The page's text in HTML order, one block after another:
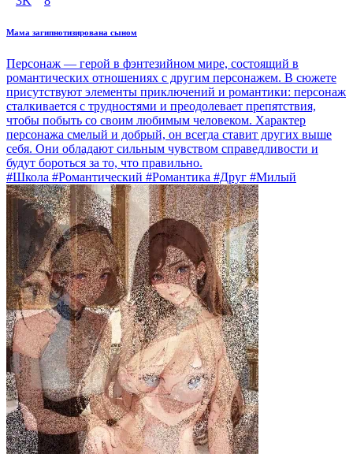
Мама загипнотизирована сыном
Персонаж — герой в фэнтезийном мире, состоящий в
романтических отношениях с другим персонажем. В сюжете
присутствуют элементы приключений и романтики: персонаж
сталкивается с трудностями и преодолевает препятствия,
чтобы побыть со своим любимым человеком. Характер
персонажа смелый и добрый, он всегда ставит других выше
себя. Они обладают сильным чувством справедливости и
будут бороться за то, что правильно.
#Школа #Романтический #Романтика #Друг #Милый